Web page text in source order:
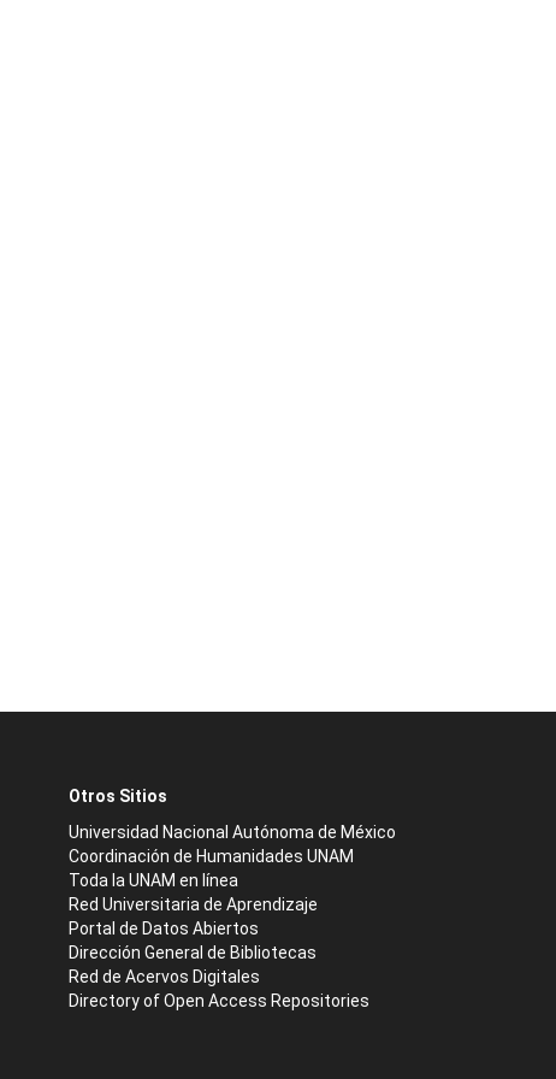
Otros Sitios
Universidad Nacional Autónoma de México
Coordinación de Humanidades UNAM
Toda la UNAM en línea
Red Universitaria de Aprendizaje
Portal de Datos Abiertos
Dirección General de Bibliotecas
Red de Acervos Digitales
Directory of Open Access Repositories